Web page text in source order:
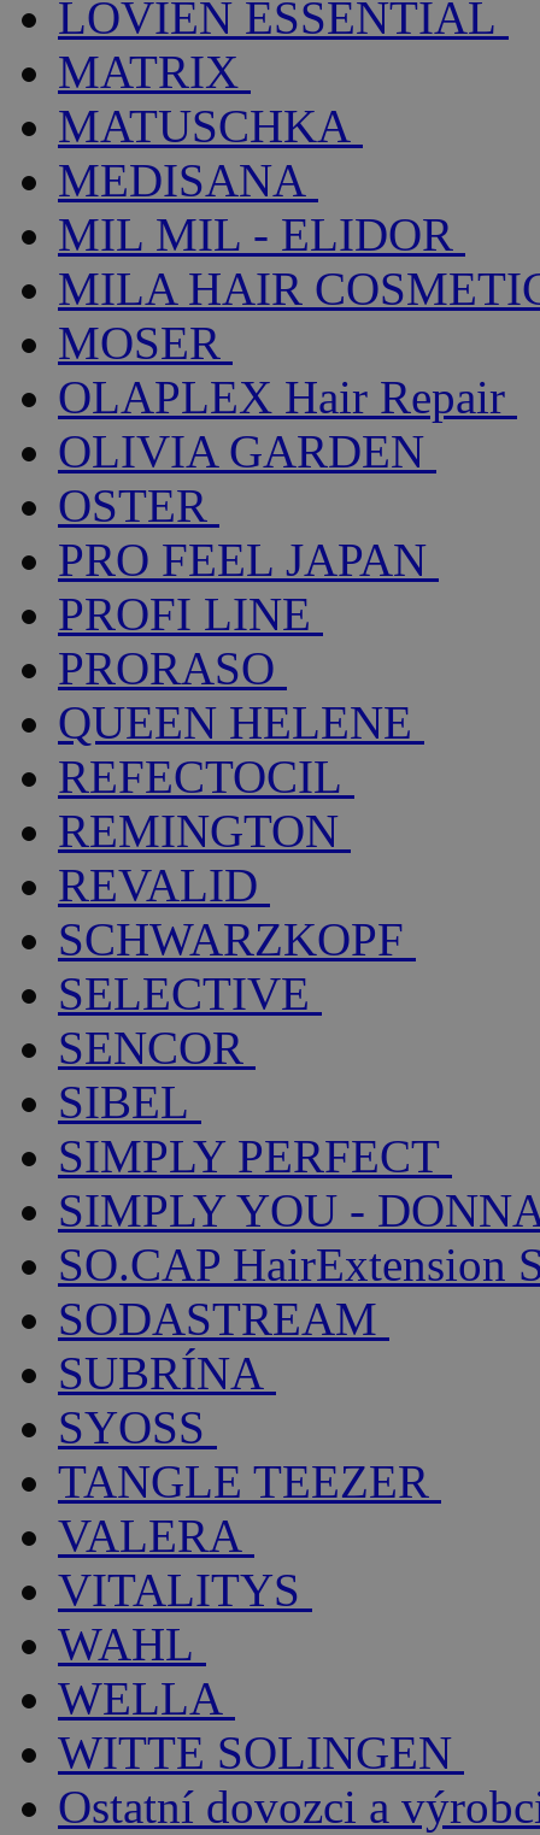
LOVIEN ESSENTIAL
MATRIX
MATUSCHKA
MEDISANA
MIL MIL - ELIDOR
MILA HAIR
MOSER
OLAPLEX Hair Repair
OLIVIA GARDEN
OSTER
PRO FEEL JAPAN
PROFI LINE
PRORASO
QUEEN HELENE
REFECTOCIL
REMINGTON
REVALID
SCHWARZKOPF
SELECTIVE
SENCOR
SIBEL
SIMPLY PERFECT
SIMPLY YOU -
SO.CAP HairExtension
SODASTREAM
SUBRÍNA
SYOSS
TANGLE TEEZER
VALERA
VITALITYS
WAHL
WELLA
WITTE SOLINGEN
Ostatní dovozci a